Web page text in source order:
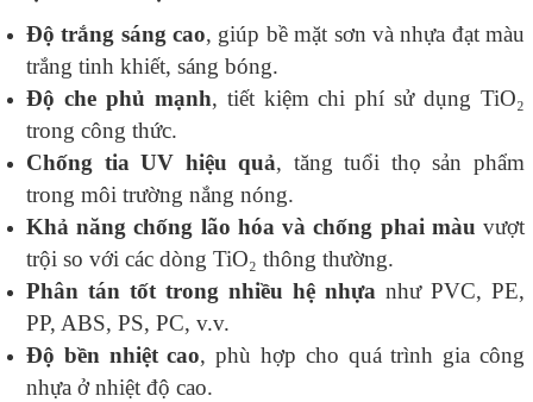
Độ trắng sáng cao, giúp bề mặt sơn và nhựa đạt màu
trắng tinh khiết, sáng bóng.
Độ che phủ mạnh, tiết kiệm chi phí sử dụng TiO₂
trong công thức.
Chống tia UV hiệu quả, tăng tuổi thọ sản phẩm
trong môi trường nắng nóng.
Khả năng chống lão hóa và chống phai màu vượt
trội so với các dòng TiO₂ thông thường.
Phân tán tốt trong nhiều hệ nhựa như PVC, PE,
PP, ABS, PS, PC, v.v.
Độ bền nhiệt cao, phù hợp cho quá trình gia công
nhựa ở nhiệt độ cao.